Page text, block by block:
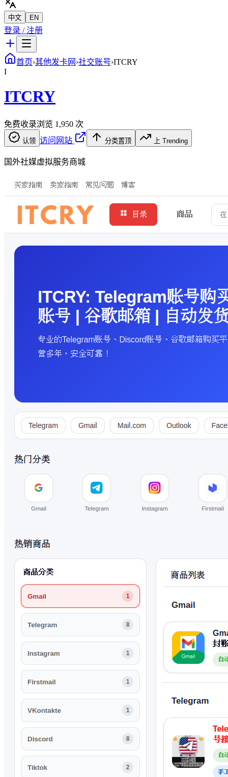
中文 EN
登录 / 注册
首页›其他发卡网 ›社交账号›ITCRY
I
ITCRY
免费收录浏览 1,950 次
认领 访问网站 分类置顶 上 Trending
国外社媒虚拟服务商城